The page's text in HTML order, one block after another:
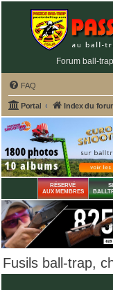
Forum ball-
FAQ
Portal Index du
RÉSERVÉ
AUX MEMBRES
Fusils ball-trap,